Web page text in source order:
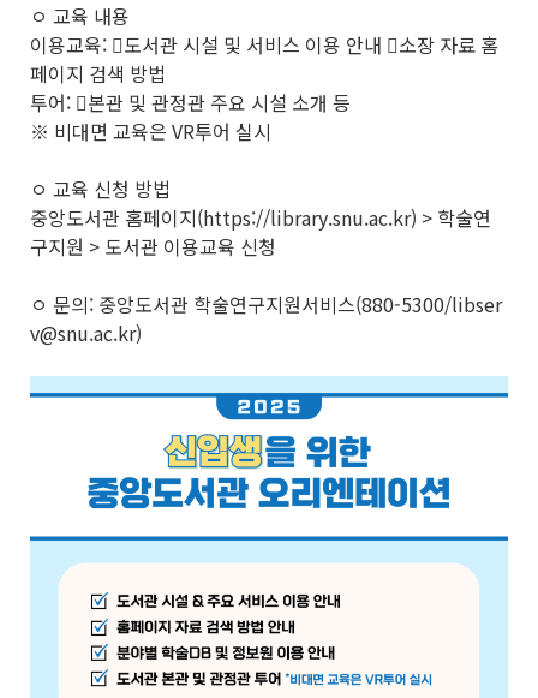
ㅇ 교육 내용
이용교육: 󰋯도서관 시설 및 서비스 이용 안내 󰋯소장 자료 홈
페이지 검색 방법
투어: 󰋯본관 및 관정관 주요 시설 소개 등
※ 비대면 교육은 VR투어 실시
ㅇ 교육 신청 방법
중앙도서관 홈페이지(https://library.snu.ac.kr) > 학술연
구지원 > 도서관 이용교육 신청
ㅇ 문의: 중앙도서관 학술연구지원서비스(880-5300/libser
v@snu.ac.kr)